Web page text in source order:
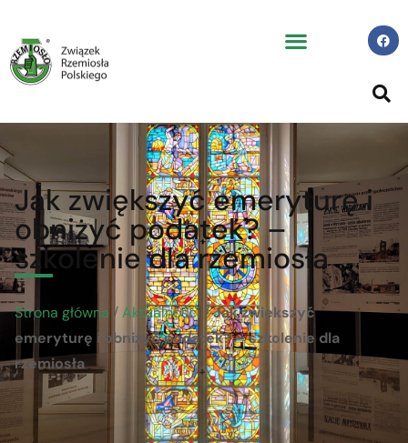
Jak zwiększyć emeryturę i
obniżyć podatek? –
szkolenie dla rzemiosła
Strona główna /Aktualności /Jak zwiększyć
emeryturę i obniżyć podatek? – szkolenie dla
rzemiosła